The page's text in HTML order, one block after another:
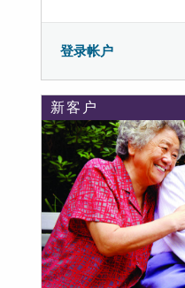
登录帐户
新客户